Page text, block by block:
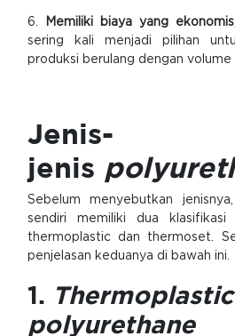
6. Memiliki biaya yang ekonomis
sering kali menjadi pilihan
produksi berulang dengan volume
Jenis-
jenis
Sebelum menyebutkan
sendiri memiliki dua
thermoplastic dan thermoset.
penjelasan keduanya di bawah ini.
1. Thermoplastic
polyurethane